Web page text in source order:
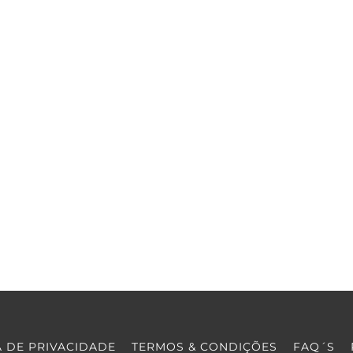
DE PRIVACIDADE TERMOS & CONDIÇÕES FAQ´S